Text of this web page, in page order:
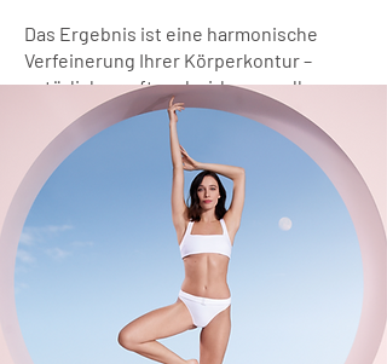
Das Ergebnis ist eine harmonische
Verfeinerung Ihrer Körperkontur –
natürlich, sanft und wirkungsvoll.
45 Minuten